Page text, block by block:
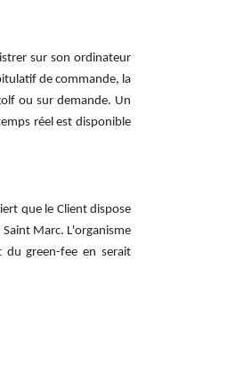
sur son ordinateur
de commande, la
ou sur demande. Un
réel est disponible
que le Client dispose
Marc. L'organisme
du green-fee en serait